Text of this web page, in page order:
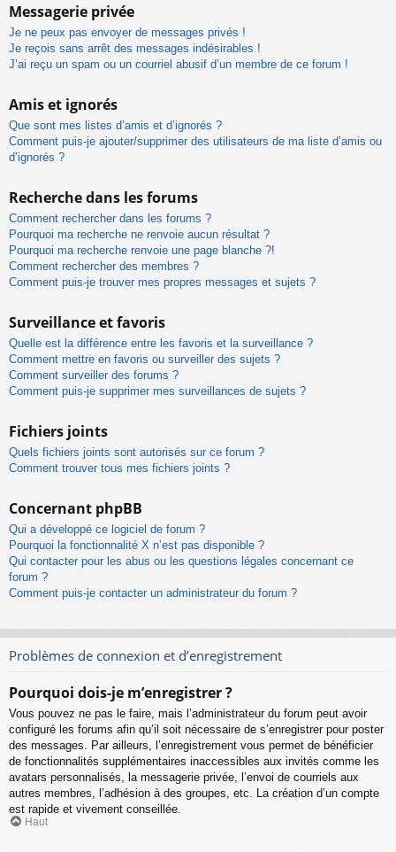
Messagerie privée
Je ne peux pas envoyer de messages privés !
Je reçois sans arrêt des messages indésirables !
J’ai reçu un spam ou un courriel abusif d’un membre de ce forum !
Amis et ignorés
Que sont mes listes d’amis et d’ignorés ?
Comment puis-je ajouter/supprimer des utilisateurs de ma liste d’amis ou
d’ignorés ?
Recherche dans les forums
Comment rechercher dans les forums ?
Pourquoi ma recherche ne renvoie aucun résultat ?
Pourquoi ma recherche renvoie une page blanche ?!
Comment rechercher des membres ?
Comment puis-je trouver mes propres messages et sujets ?
Surveillance et favoris
Quelle est la différence entre les favoris et la surveillance ?
Comment mettre en favoris ou surveiller des sujets ?
Comment surveiller des forums ?
Comment puis-je supprimer mes surveillances de sujets ?
Fichiers joints
Quels fichiers joints sont autorisés sur ce forum ?
Comment trouver tous mes fichiers joints ?
Concernant phpBB
Qui a développé ce logiciel de forum ?
Pourquoi la fonctionnalité X n’est pas disponible ?
Qui contacter pour les abus ou les questions légales concernant ce
forum ?
Comment puis-je contacter un administrateur du forum ?
Problèmes de connexion et d’enregistrement
Pourquoi dois-je m’enregistrer ?
Vous pouvez ne pas le faire, mais l’administrateur du forum peut avoir
configuré les forums afin qu’il soit nécessaire de s’enregistrer pour poster
des messages. Par ailleurs, l’enregistrement vous permet de bénéficier
de fonctionnalités supplémentaires inaccessibles aux invités comme les
avatars personnalisés, la messagerie privée, l’envoi de courriels aux
autres membres, l’adhésion à des groupes, etc. La création d’un compte
est rapide et vivement conseillée.
Haut